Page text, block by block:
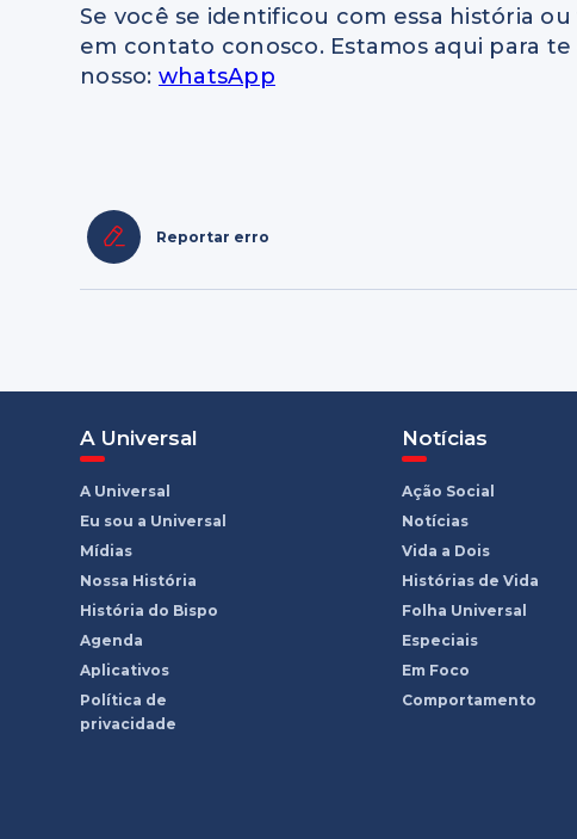
Se você se identificou com essa história
em contato conosco. Estamos aqui para
nosso: whatsApp
Reportar erro
A Universal
A Universal
Eu sou a Universal
Mídias
Nossa História
História do Bispo
Agenda
Aplicativos
Política de
privacidade
Notícias
Ação Social
Notícias
Vida a Dois
Histórias de Vida
Folha Universal
Especiais
Em Foco
Comportamento